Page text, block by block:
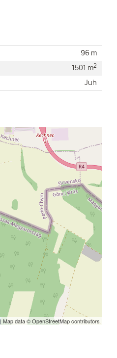
96 m
1501 m2
Juh
| Map data ©OpenStreetMapcontributors